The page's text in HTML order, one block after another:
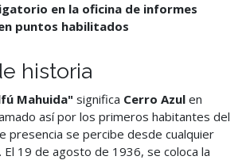
en la oficina de informes
puntos habilitados
historia
Mahuida" significa Cerro Azul en
así por los primeros habitantes del
presencia se percibe desde cualquier
El 19 de agosto de 1936, se coloca la